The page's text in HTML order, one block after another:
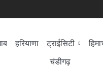
हरियाणा
ट्राईसिटी
चंडीगढ़